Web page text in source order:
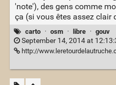
'note'), des gens comme
ça (si vous êtes assez clair
carto · osm · libre · gouv
September 14, 2014 at
http://